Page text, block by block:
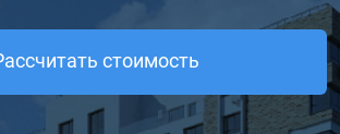
стоимость